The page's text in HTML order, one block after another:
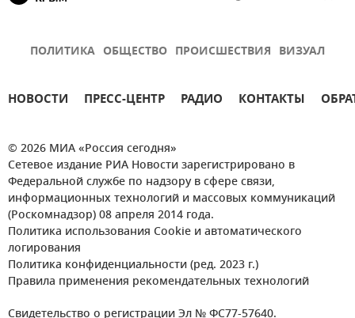
ПОЛИТИКА ОБЩЕСТВО ПРОИСШЕСТВИЯ ВИЗУАЛ
НОВОСТИ ПРЕСС-ЦЕНТР РАДИО КОНТАКТЫ
© 2026 МИА «Россия сегодня»
Сетевое издание РИА Новости зарегистрировано в
Федеральной службе по надзору в сфере связи,
информационных технологий и массовых коммуникаций
(Роскомнадзор) 08 апреля 2014 года.
Политика использования Cookie и автоматического
логирования
Политика конфиденциальности (ред. 2023 г.)
Правила применения рекомендательных технологий